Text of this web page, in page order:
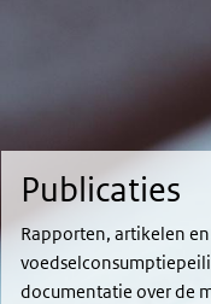
Publicaties
Rapporten, artikelen
documentatie over de